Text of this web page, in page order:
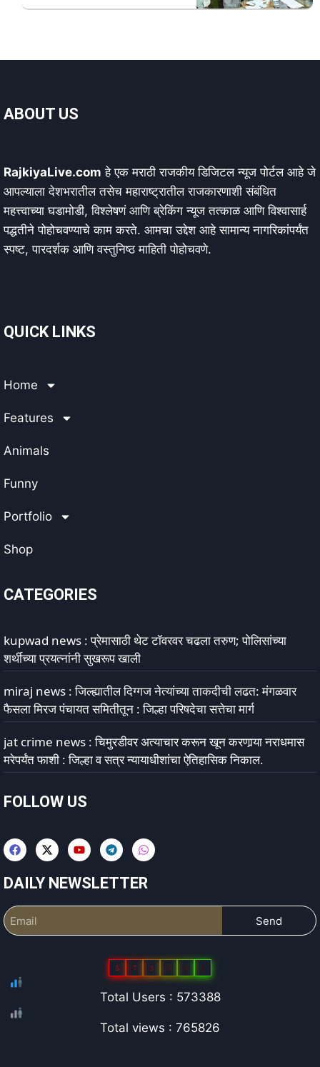
ABOUT US
RajkiyaLive.com हे एक मराठी राजकीय डिजिटल न्यूज पोर्टल आहे जे
आपल्याला देशभरातील तसेच महाराष्ट्रातील राजकारणाशी संबंधित
महत्त्वाच्या घडामोडी, विश्लेषणं आणि ब्रेकिंग न्यूज तत्काळ आणि विश्वासार्ह
पद्धतीने पोहोचवण्याचे काम करते. आमचा उद्देश आहे सामान्य नागरिकांपर्यंत
स्पष्ट, पारदर्शक आणि वस्तुनिष्ठ माहिती पोहोचवणे.
QUICK LINKS
Home
Features
Animals
Funny
Portfolio
Shop
CATEGORIES
kupwad news : प्रेमासाठी थेट टॉवरवर चढला तरुण; पोलिसांच्या
शर्थीच्या प्रयत्नांनी सुखरूप खाली
miraj news : जिल्ह्यातील दिग्गज नेत्यांच्या ताकदीची लढत: मंगळवार
फैसला मिरज पंचायत समितीतून : जिल्हा परिषदेचा सत्तेचा मार्ग
jat crime news : चिमुरडीवर अत्याचार करून खून करणार्‍या नराधमास
मरेपर्यंत फाशी : जिल्हा व सत्र न्यायाधीशांचा ऐतिहासिक निकाल.
FOLLOW US
DAILY NEWSLETTER
Send
5 7 3 3 8 8
Total Users : 573388
Total views : 765826